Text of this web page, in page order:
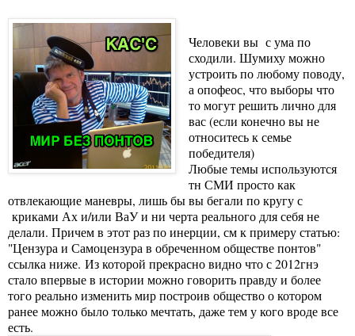
Человеки вы с ума по
сходили. Шумиху можно
устроить по любому поводу,
а опофеос, что выборы что
то могут решить лично для
вас (если конечно вы не
относитесь к семье
победителя)
Любые темы используются
тн СМИ просто как
отвлекающие маневры, лишь бы вы бегали по кругу с
криками Ах и/или ВаУ и ни черта реального для себя не
делали. Причем в этот раз по инерции, см к примеру статью:
"Цензура и Самоцензура в обреченном обществе понтов"
ссылка ниже. Из которой прекрасно видно что с 2012гнэ
стало впервые в истории можно говорить правду и более
того реально изменить мир построив общество о котором
ранее можно было только мечтать, даже тем у кого вроде все
есть.